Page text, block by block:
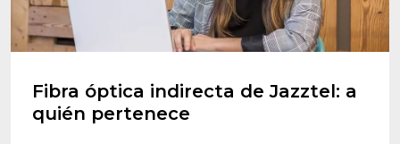
Fibra óptica indirecta de Jazztel: a
quién pertenece